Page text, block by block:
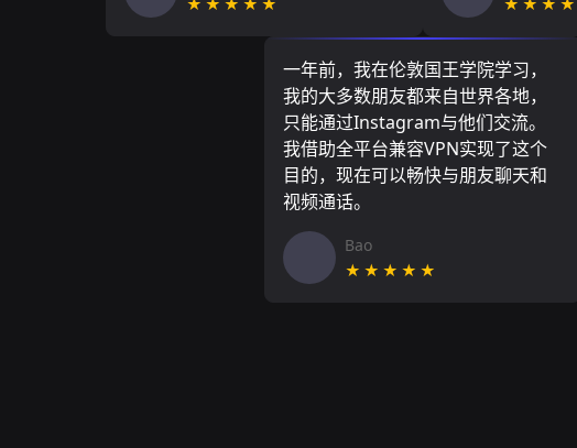
一年前，我在伦敦国王学院学习，
我的大多数朋友都来自世界各地，
只能通过Instagram与他们交流。
我借助全平台兼容VPN实现了这个
目的，现在可以畅快与朋友聊天和
视频通话。
Bao
★★★★★